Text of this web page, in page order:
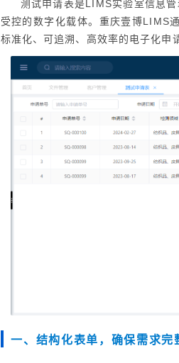
测试申请表是LIMS实验室信息
受控的数字化载体。重庆壹博LIMS
标准化、可追溯、高效率的电子化申
一、结构化表单，确保需求完